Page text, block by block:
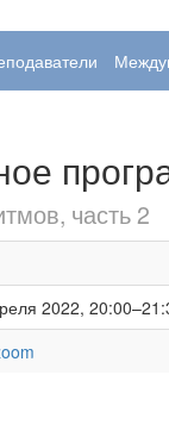
часть 2
2022,